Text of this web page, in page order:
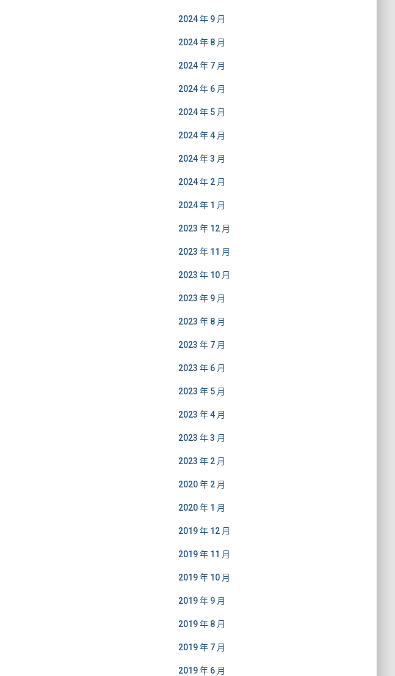
2024 年 9 月
2024 年 8 月
2024 年 7 月
2024 年 6 月
2024 年 5 月
2024 年 4 月
2024 年 3 月
2024 年 2 月
2024 年 1 月
2023 年 12 月
2023 年 11 月
2023 年 10 月
2023 年 9 月
2023 年 8 月
2023 年 7 月
2023 年 6 月
2023 年 5 月
2023 年 4 月
2023 年 3 月
2023 年 2 月
2020 年 2 月
2020 年 1 月
2019 年 12 月
2019 年 11 月
2019 年 10 月
2019 年 9 月
2019 年 8 月
2019 年 7 月
2019 年 6 月